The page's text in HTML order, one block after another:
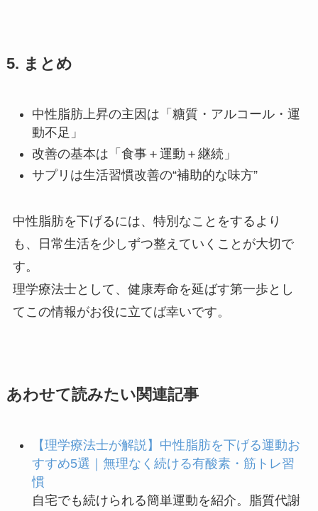
5. まとめ
中性脂肪上昇の主因は「糖質・アルコール・運
動不足」
改善の基本は「食事＋運動＋継続」
サプリは生活習慣改善の“補助的な味方”
中性脂肪を下げるには、特別なことをするより
も、日常生活を少しずつ整えていくことが大切で
す。
理学療法士として、健康寿命を延ばす第一歩とし
てこの情報がお役に立てば幸いです。
あわせて読みたい関連記事
【理学療法士が解説】中性脂肪を下げる運動お
すすめ5選｜無理なく続ける有酸素・筋トレ習
慣
自宅でも続けられる簡単運動を紹介。脂質代謝